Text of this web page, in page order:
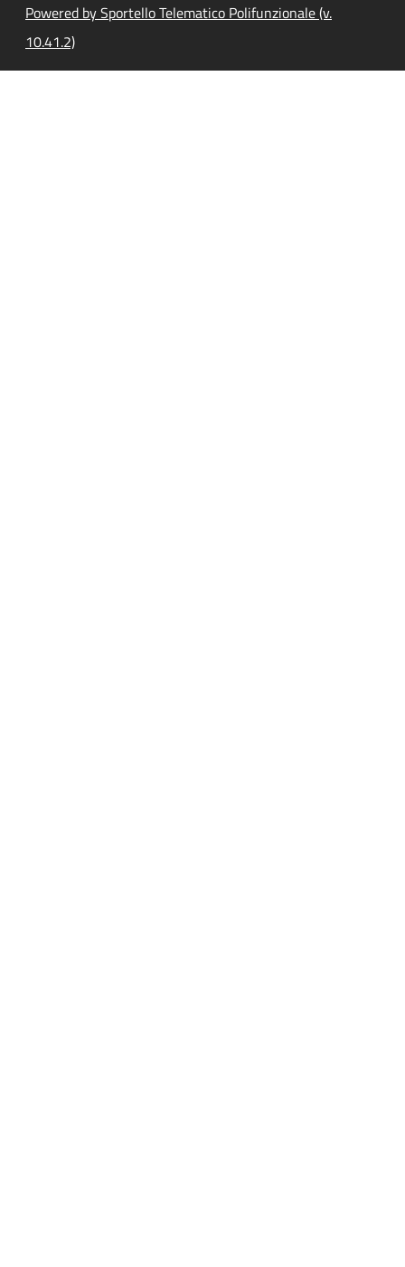
Powered by Sportello Telematico Polifunzionale (v.
10.41.2)